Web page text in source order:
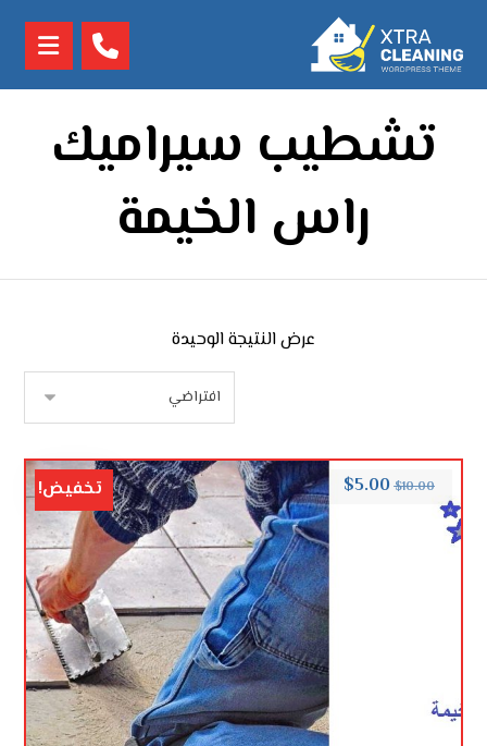
تشطيب سيراميك
راس الخيمة
عرض النتيجة الوحيدة
$10.00
$5.00 تخفيض!